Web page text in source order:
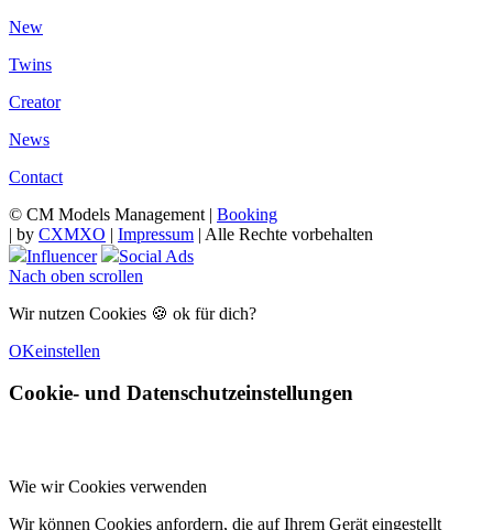
New
Twins
Creator
News
Contact
© CM Models Management | Booking
| by CXMXO | Impressum | Alle Rechte vorbehalten
Influencer
Social Ads
Nach oben scrollen
Wir nutzen Cookies 🍪 ok für dich?
OKeinstellen
Cookie- und Datenschutzeinstellungen
Wie wir Cookies verwenden
Wir können Cookies anfordern, die auf Ihrem Gerät eingestellt